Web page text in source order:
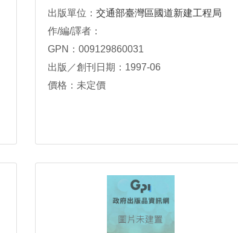
出版單位： 交通部臺灣區國道新建工程局
作/編/譯者：
GPN：009129860031
出版／創刊日期：1997-06
價格：未定價